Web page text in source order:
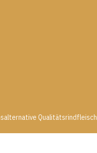
Qualitätsrindfleisch